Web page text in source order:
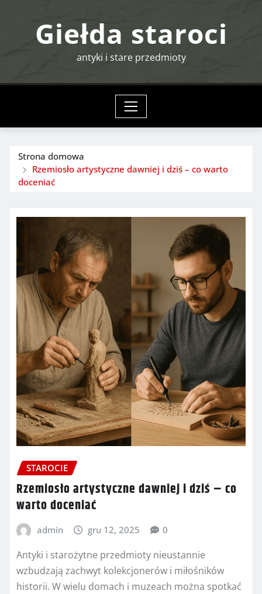
Giełda staroci
antyki i stare przedmioty
Strona domowa
Rzemiosło artystyczne dawniej i dziś – co warto
doceniać
STAROCIE
Rzemiosło artystyczne dawniej i dziś – co
warto doceniać
admin gru 12, 2025 0
Antyki i starożytne przedmioty nieustannie
wzbudzają zachwyt kolekcjonerów i miłośników
historii. W wielu domach i muzeach można spotkać